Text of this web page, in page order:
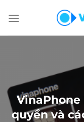
đến
quyền và